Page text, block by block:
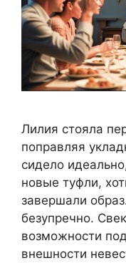
Лилия стояла
поправляя
сидело
новые туфли,
завершали
безупречно.
возможности
внешности